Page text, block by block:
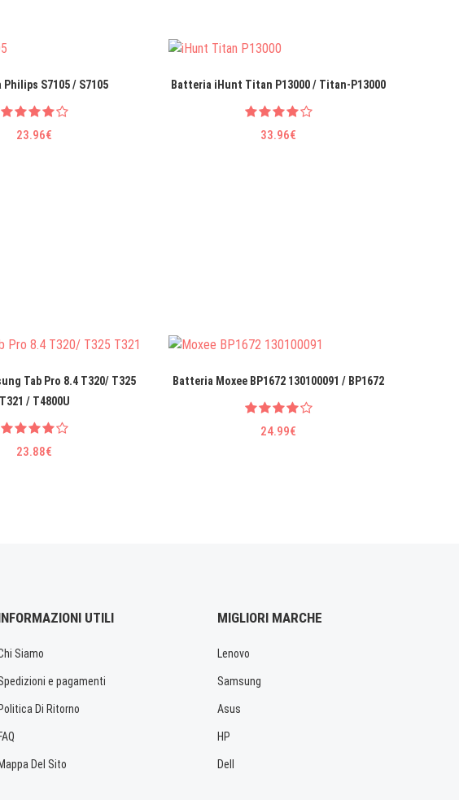
Philips S7105 / S7105
23.96€
Batteria iHunt Titan P13000 / Titan-P13000
33.96€
Tab Pro 8.4 T320/ T325
T321 / T4800U
23.88€
Batteria Moxee BP1672 130100091 / BP1672
24.99€
UTILI
Siamo
e pagamenti
Politica Di Ritorno
FAQ
Mappa Del Sito
MIGLIORI MARCHE
Lenovo
Samsung
Asus
HP
Dell